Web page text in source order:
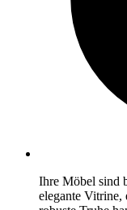
Ihre Möbel sind
elegante Vitrine,